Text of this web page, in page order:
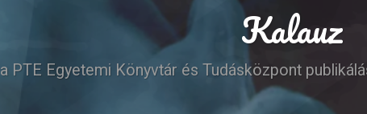
Kalauz
a PTE Egyetemi Könyvtár és Tudásközpont